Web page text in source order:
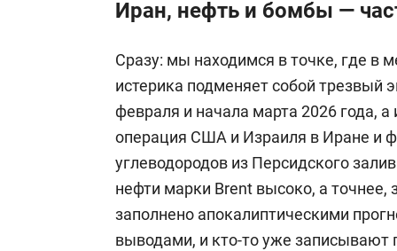
Иран, нефть и бомбы —
Сразу: мы находимся в точке, где в
истерика подменяет собой трезвый
февраля и начала марта 2026 года,
операция США и Израиля в Иране и
углеводородов из Персидского
нефти марки Brent высоко, а точнее,
заполнено апокалиптическими
выводами, и кто-то уже записывают